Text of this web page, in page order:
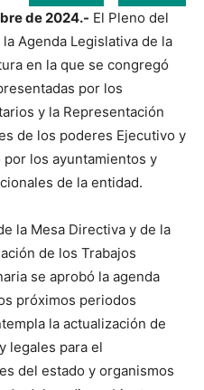
de 2024.- El Pleno del
Agenda Legislativa de la
en la que se congregó
por los
y la Representación
de los poderes Ejecutivo y
los ayuntamientos y
de la entidad.
la Mesa Directiva y de la
de los Trabajos
se aprobó la agenda
próximos periodos
la actualización de
legales para el
del estado y organismos